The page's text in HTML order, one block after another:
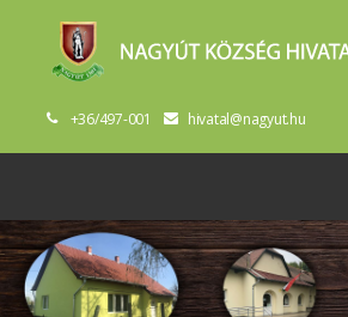
+36/497-001 hivatal@nagyut.hu